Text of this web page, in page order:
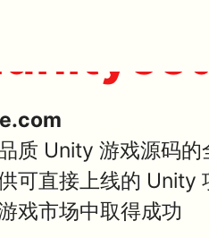
质 Unity 游戏源码的
可直接上线的 Unity
戏市场中取得成功